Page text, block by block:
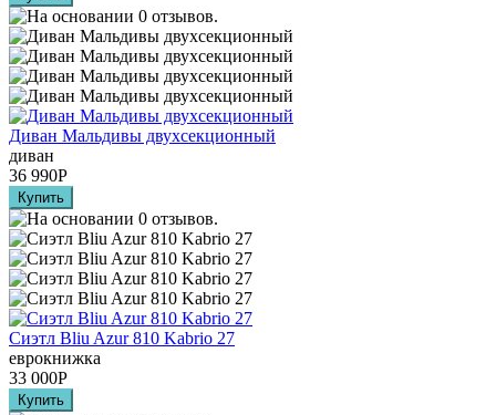
Диван Мальдивы двухсекционный
диван
36 990Р
Сиэтл Bliu Azur 810 Kabrio 27
еврокнижка
33 000Р